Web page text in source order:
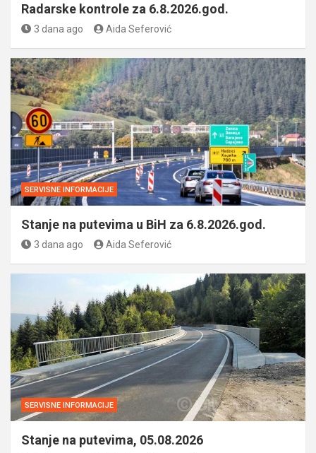
Radarske kontrole za 6.8.2026.god.
3 dana ago Aida Seferović
SERVISNE INFORMACIJE
Stanje na putevima u BiH za 6.8.2026.god.
3 dana ago Aida Seferović
SERVISNE INFORMACIJE
Stanje na putevima, 05.08.2026